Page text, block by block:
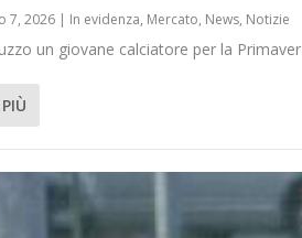
7, 2026 | In evidenza, Mercato, News, Notizie
un giovane calciatore per la